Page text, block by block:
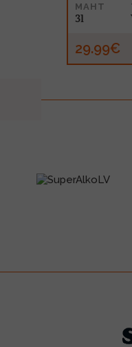
MAHT
29.99€